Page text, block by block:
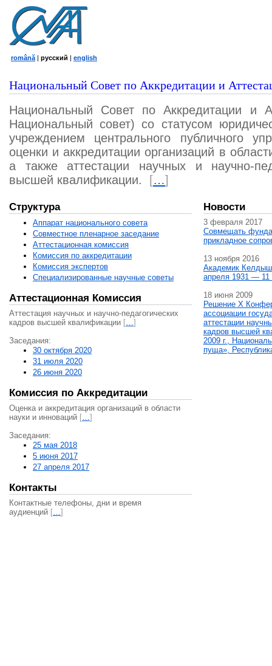
română | русский | english
Национальный Совет по Аккредитации и
Национальный Совет по Аккредитации и
Национальный совет) со статусом
учреждением центрального публичного
оценки и аккредитации организаций в
а также аттестации научных и научно-
высшей квалификации.
[…]
Структура
Аппарат национального совета
Совместное пленарное заседание
Аттестационная комисcия
Комиссия по аккредитации
Комиссия экспертов
Специализированные научные советы
Аттестационная Комиссия
Аттестация научных и научно-педагогических
кадров высшей квалификации […]
Заседания:
30 октября 2020
31 июля 2020
26 июня 2020
Комиссия по Аккредитации
Оценка и аккредитация организаций в области
науки и инноваций […]
Заседания:
25 мая 2018
5 июня 2017
27 апреля 2017
Контакты
Контактные телефоны, дни и время
аудиенций […]
Новости
3 февраля 2017
Совмещать
прикладное
13 ноября 2016
Академик
апреля 1931 — 11
18 июня 2009
Решение X
ассоциации
аттестации
кадров высшей
2009 г.,
пуща»,